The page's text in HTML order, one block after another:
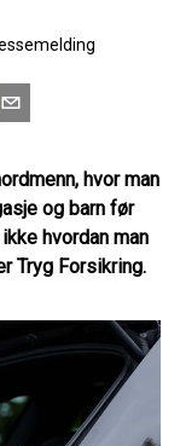
hvor man
og barn før
hvordan man
Tryg Forsikring.